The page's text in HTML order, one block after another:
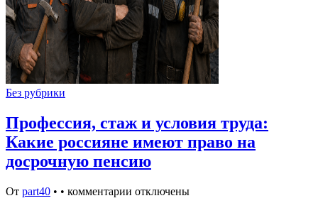
Без рубрики
Профессия, стаж и условия труда:
Какие россияне имеют право на
досрочную пенсию
От part40 • • комментарии отключены